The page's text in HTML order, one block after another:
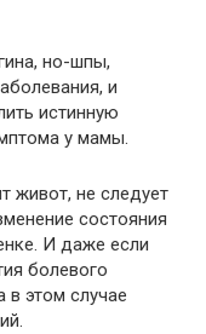
но-шпы,
и
истинную
у мамы.
живот, не следует
состояния
И даже если
болевого
в этом случае